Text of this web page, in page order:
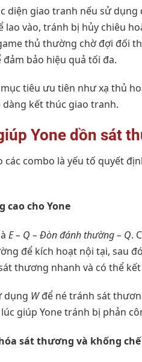
diện giao tranh nếu sử
vào, tránh bị hủy chiêu
thủ thường chờ đợi đối
bảo hiệu quả tối đa.
tiêu ưu tiên như xạ thủ
kết thúc giao tranh.
Yone dồn sát
các combo là yếu tố quyết
cao cho Yone
E – Q – Đòn đánh thường – Q.
để kích hoạt nội tại, sau
thương nhanh và có thể
dụng Wđể né tránh sát
giúp Yone tránh bị phản
sát thương và khống chế